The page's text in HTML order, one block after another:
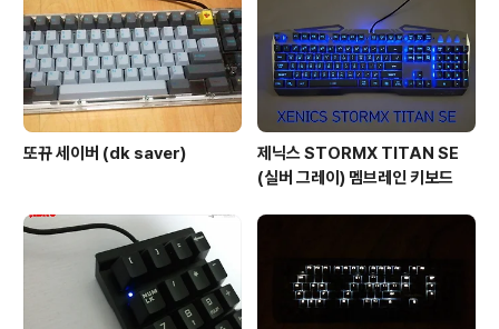
또뀨 세이버 (dk saver)
제닉스 STORMX TITAN SE
(실버 그레이) 멤브레인 키보드